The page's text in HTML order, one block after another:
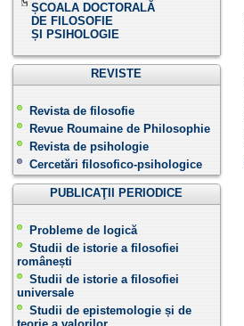
ȘCOALA DOCTORALĂ
DE FILOSOFIE
ȘI PSIHOLOGIE
REVISTE
Revista de filosofie
Revue Roumaine de Philosophie
Revista de psihologie
Cercetări filosofico-psihologice
PUBLICAŢII PERIODICE
Probleme de logică
Studii de istorie a filosofiei
românești
Studii de istorie a filosofiei
universale
Studii de epistemologie și de